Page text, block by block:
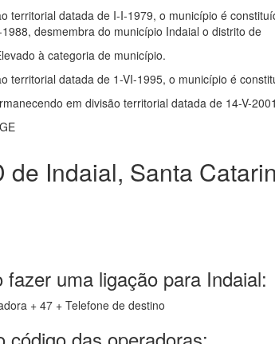
territorial datada de I-I-1979, o município é
desmembra do município Indaial o distrito de
à categoria de município.
territorial datada de 1-VI-1995, o município é
em divisão territorial datada de 14-V-
de Indaial, Santa
fazer uma ligação para Indaial:
+ 47 + Telefone de destino